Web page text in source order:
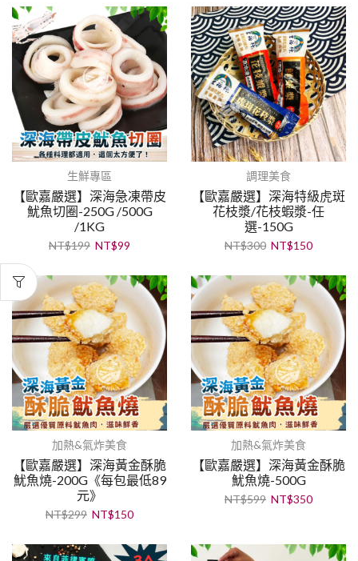
生鮮專區
【歐嘉嚴選】深海急凍帶皮
魷魚切圈-250G /500G
/1KG
NT$199 NT$99
調理美食
【歐嘉嚴選】深海特級虎斑
花枝漿/花枝蝦漿-任
選-150G
NT$300 NT$150
加熱&氣炸美食
【歐嘉嚴選】深海黃金酥脆
魷魚燒-200G《每包最低89
元》
NT$299 NT$150
加熱&氣炸美食
【歐嘉嚴選】深海黃金酥脆
魷魚燒-500G
NT$599 NT$350